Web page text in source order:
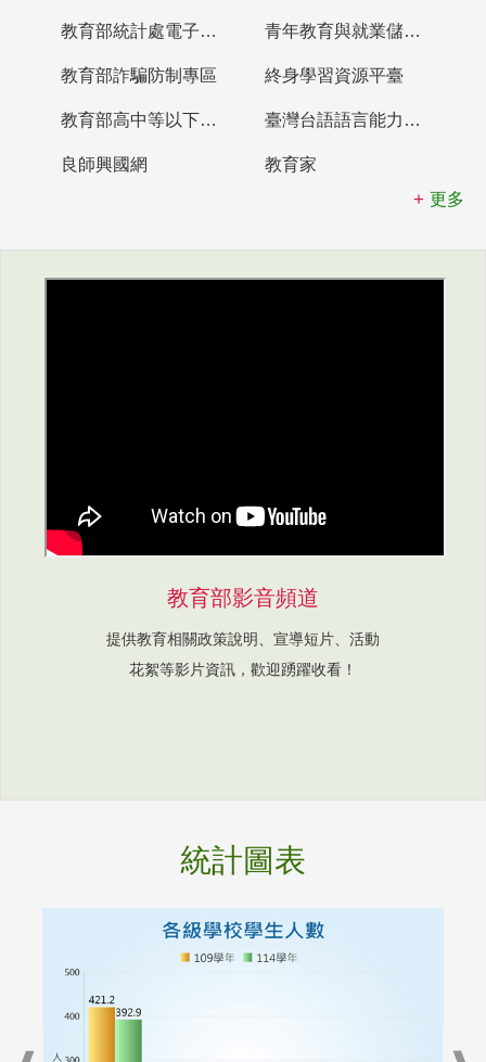
教育部統計處電子書櫃 青年教育與就業儲蓄帳戶
教育部詐騙防制專區 終身學習資源平臺
教育部高中等以下學校及幼兒園教師資格檢定考試 臺灣台語語言能力認證網站
良師興國網
教育家
更多
教育部影音頻道
提供教育相關政策說明、宣導短片、活動
花絮等影片資訊，歡迎踴躍收看！
統計圖表